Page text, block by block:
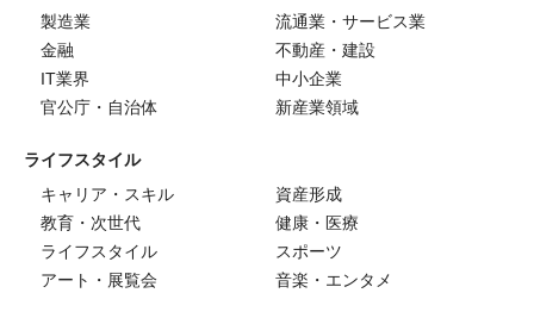
製造業
流通業・サービス業
金融
不動産・建設
IT業界
中小企業
官公庁・自治体
新産業領域
ライフスタイル
キャリア・スキル
資産形成
教育・次世代
健康・医療
ライフスタイル
スポーツ
アート・展覧会
音楽・エンタメ